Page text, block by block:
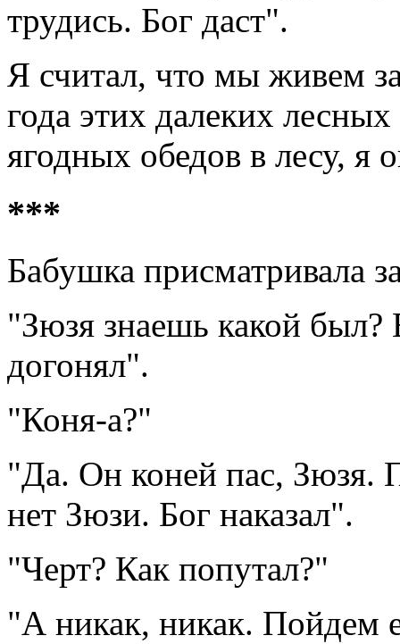
трудись. Бог даст".
Я считал, что мы живем
года этих далеких
ягодных обедов в лесу, я
***
Бабушка присматривала
"Зюзя знаешь какой был?
догонял".
"Коня-а?"
"Да. Он коней пас, Зюзя.
нет Зюзи. Бог наказал".
"Черт? Как попутал?"
"А никак, никак. Пойдем